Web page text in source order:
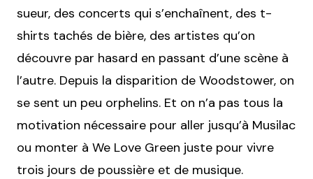
sueur, des concerts qui s’enchaînent, des t-
shirts tachés de bière, des artistes qu’on
découvre par hasard en passant d’une scène à
l’autre. Depuis la disparition de Woodstower, on
se sent un peu orphelins. Et on n’a pas tous la
motivation nécessaire pour aller jusqu’à Musilac
ou monter à We Love Green juste pour vivre
trois jours de poussière et de musique.